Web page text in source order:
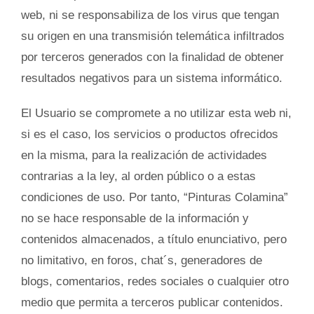
web, ni se responsabiliza de los virus que tengan
su origen en una transmisión telemática infiltrados
por terceros generados con la finalidad de obtener
resultados negativos para un sistema informático.
El Usuario se compromete a no utilizar esta web ni,
si es el caso, los servicios o productos ofrecidos
en la misma, para la realización de actividades
contrarias a la ley, al orden público o a estas
condiciones de uso. Por tanto, “Pinturas Colamina”
no se hace responsable de la información y
contenidos almacenados, a título enunciativo, pero
no limitativo, en foros, chat´s, generadores de
blogs, comentarios, redes sociales o cualquier otro
medio que permita a terceros publicar contenidos.